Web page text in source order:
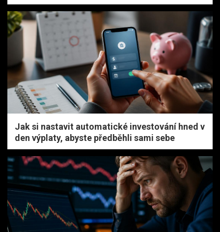
Jak si nastavit automatické investování hned v
den výplaty, abyste předběhli sami sebe